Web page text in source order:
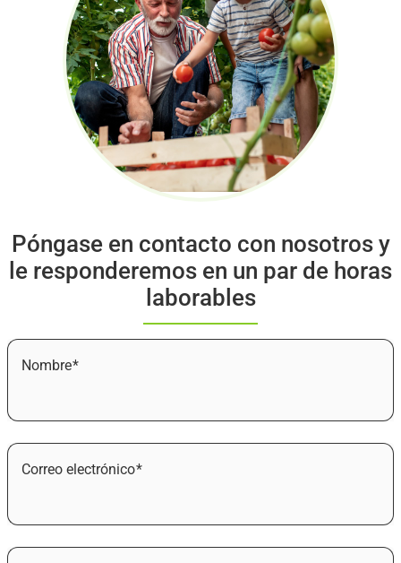
Póngase en contacto con nosotros y
le responderemos en un par de horas
laborables
Nombre
Correo electrónico